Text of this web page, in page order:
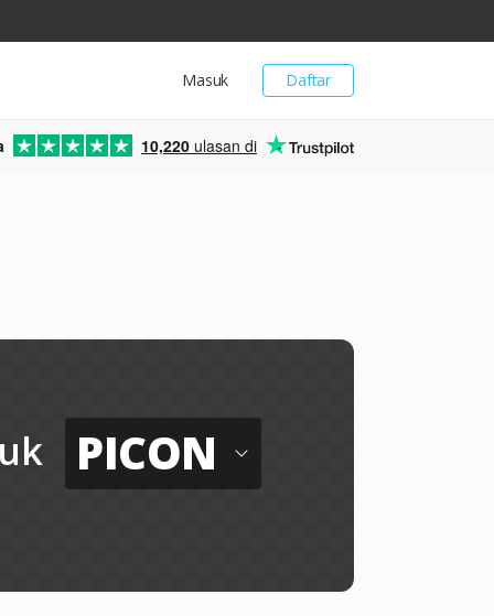
Daftar
Masuk
10,220 ulasan di
PICON